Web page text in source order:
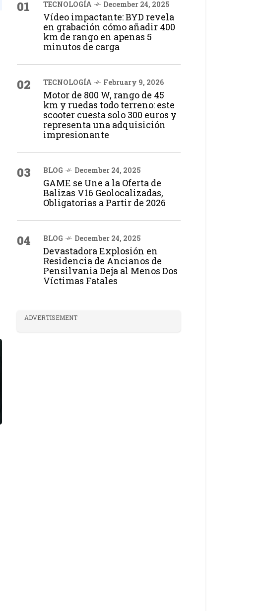
01 TECNOLOGÍA December 24, 2025
Vídeo impactante: BYD revela
en grabación cómo añadir 400
km de rango en apenas 5
minutos de carga
02 TECNOLOGÍA February 9, 2026
Motor de 800 W, rango de 45
km y ruedas todo terreno: este
scooter cuesta solo 300 euros y
representa una adquisición
impresionante
03 BLOG December 24, 2025
GAME se Une a la Oferta de
Balizas V16 Geolocalizadas,
Obligatorias a Partir de 2026
04 BLOG December 24, 2025
Devastadora Explosión en
Residencia de Ancianos de
Pensilvania Deja al Menos Dos
Víctimas Fatales
ADVERTISEMENT